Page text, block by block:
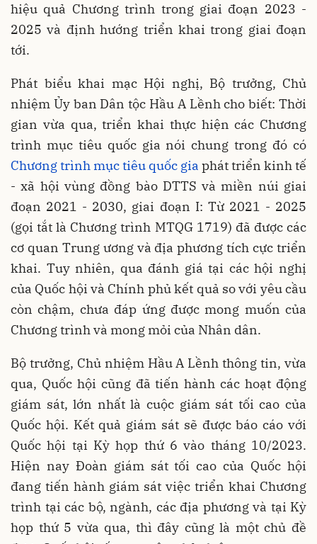
hiệu quả Chương trình trong giai đoạn 2023 -
2025 và định hướng triển khai trong giai đoạn
tới.
Phát biểu khai mạc Hội nghị, Bộ trưởng, Chủ
nhiệm Ủy ban Dân tộc Hầu A Lềnh cho biết: Thời
gian vừa qua, triển khai thực hiện các Chương
trình mục tiêu quốc gia nói chung trong đó có
Chương trình mục tiêu quốc gia phát triển kinh tế
- xã hội vùng đồng bào DTTS và miền núi giai
đoạn 2021 - 2030, giai đoạn I: Từ 2021 - 2025
(gọi tắt là Chương trình MTQG 1719) đã được các
cơ quan Trung ương và địa phương tích cực triển
khai. Tuy nhiên, qua đánh giá tại các hội nghị
của Quốc hội và Chính phủ kết quả so với yêu cầu
còn chậm, chưa đáp ứng được mong muốn của
Chương trình và mong mỏi của Nhân dân.
Bộ trưởng, Chủ nhiệm Hầu A Lềnh thông tin, vừa
qua, Quốc hội cũng đã tiến hành các hoạt động
giám sát, lớn nhất là cuộc giám sát tối cao của
Quốc hội. Kết quả giám sát sẽ được báo cáo với
Quốc hội tại Kỳ họp thứ 6 vào tháng 10/2023.
Hiện nay Đoàn giám sát tối cao của Quốc hội
đang tiến hành giám sát việc triển khai Chương
trình tại các bộ, ngành, các địa phương và tại Kỳ
họp thứ 5 vừa qua, thì đây cũng là một chủ đề